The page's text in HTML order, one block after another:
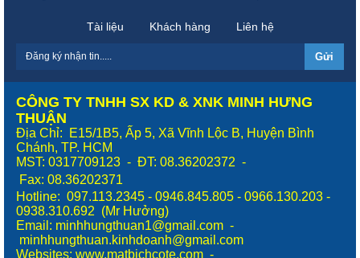
Tài liệu Khách hàng Liên hệ
CÔNG TY TNHH SX KD & XNK MINH HƯNG
THUẬN
Địa Chỉ: E15/1B5, Ấp 5, Xã Vĩnh Lộc B, Huyện Bình
Chánh, TP. HCM
MST: 0317709123 - ĐT: 08.36202372 -
Fax: 08.36202371
Hotline: 097.113.2345 - 0946.845.805 - 0966.130.203 -
0938.310.692 (Mr Hưởng)
Email: minhhungthuan1@gmail.com -
minhhungthuan.kinhdoanh@gmail.com
Websites: www.matbichcote.com -